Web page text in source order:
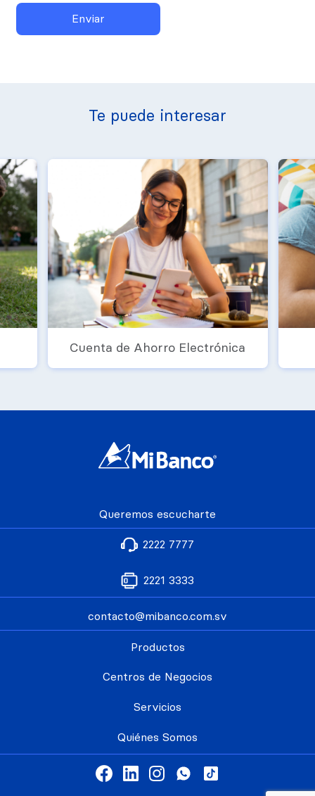
Te puede interesar
Cuenta de Ahorro Electrónica
Queremos escucharte
2222 7777
2221 3333
contacto@mibanco.com.sv
Productos
Centros de Negocios
Servicios
Quiénes Somos